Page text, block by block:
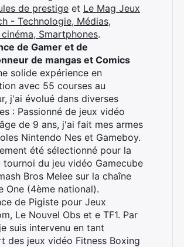
de prestige et Le Mag Jeux
- Technologie, Médias,
cinéma, Smartphones.
de Gamer et de
de mangas et Comics
solide expérience en
avec 55 courses au
j'ai évolué dans diverses
: Passionné de jeux vidéo
de 9 ans, j'ai fait mes armes
Nintendo Nes et Gameboy.
été sélectionné pour la
tournoi du jeu vidéo Gamecube
Bros Melee sur la chaîne
One (4ème national).
de Pigiste pour Jeux
Le Nouvel Obs et e TF1. Par
suis intervenu en tant
des jeux vidéo Fitness Boxing